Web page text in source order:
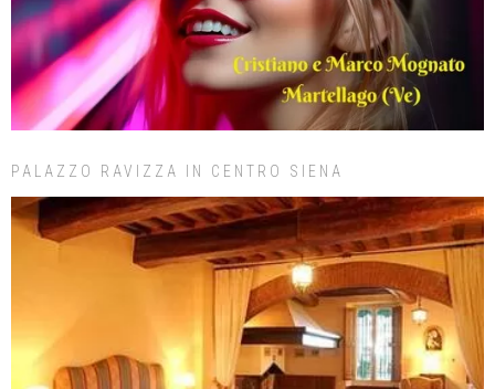
PALAZZO RAVIZZA IN CENTRO SIENA